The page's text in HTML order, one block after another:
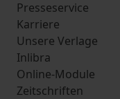
Presseservice
Karriere
Unsere Verlage
Inlibra
Online-Module
Zeitschriften